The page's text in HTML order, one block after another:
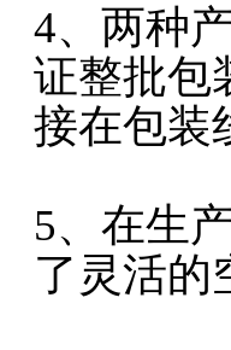
4、两种
证整批包
接在包装
5、在生
了灵活的